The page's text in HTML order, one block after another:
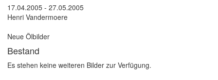
17.04.2005 - 27.05.2005
Henri Vandermoere
Neue Ölbilder
Bestand
Es stehen keine weiteren Bilder zur Verfügung.